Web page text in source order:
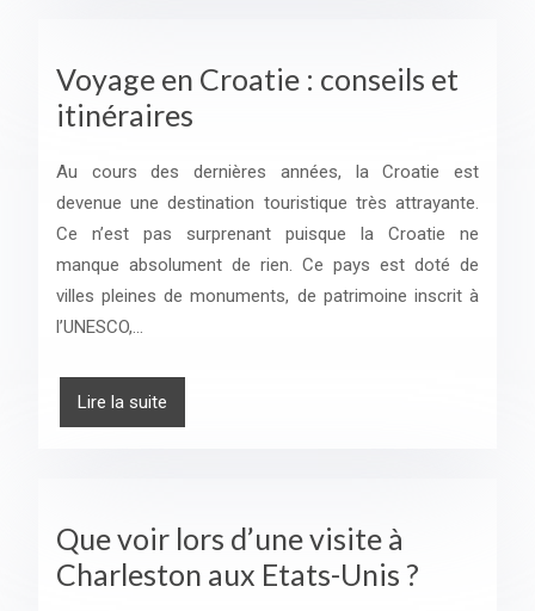
Voyage en Croatie : conseils et
itinéraires
Au cours des dernières années, la Croatie est
devenue une destination touristique très attrayante.
Ce n’est pas surprenant puisque la Croatie ne
manque absolument de rien. Ce pays est doté de
villes pleines de monuments, de patrimoine inscrit à
l’UNESCO,…
Lire la suite
Que voir lors d’une visite à
Charleston aux Etats-Unis ?